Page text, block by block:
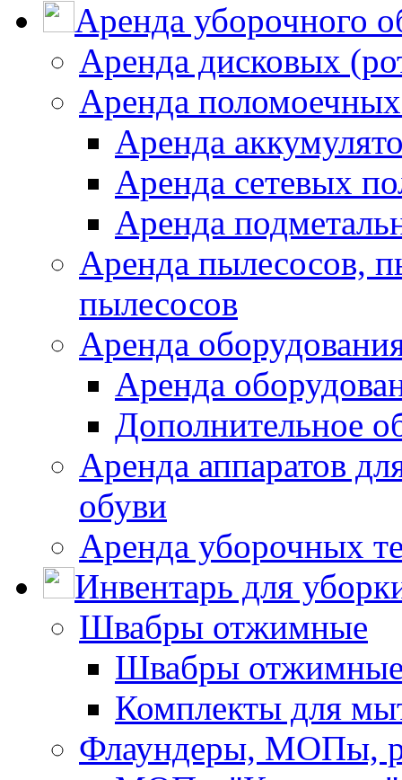
Аренда уборочного
Аренда дисковых
Аренда
Аренда
Аренда сетевых
Аренда
Аренда пылесосов,
пылесосов
Аренда
Аренда
Дополнительное
Аренда аппаратов
обуви
Аренда уборочных
Инвентарь для
Швабры отжимные
Швабры
Комплекты для
Флаундеры, МОПы,